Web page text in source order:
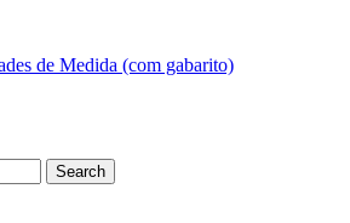
de Medida (com gabarito)